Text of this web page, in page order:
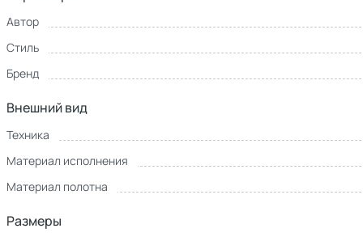
Автор
Стиль
Бренд
Внешний вид
Техника
Материал исполнения
Материал полотна
Размеры